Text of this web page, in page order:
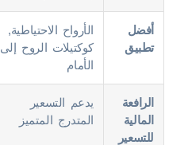
أفضل
تطبيق
الأرواح الاحتياطية,
كوكتيلات الروح إلى
الأمام
الرافعة
المالية
للتسعير
يدعم التسعير
المتدرج المتميز